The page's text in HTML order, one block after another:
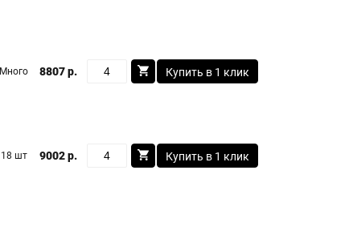
Много 8807 р. Купить в 1 клик
18 шт 9002 р. Купить в 1 клик